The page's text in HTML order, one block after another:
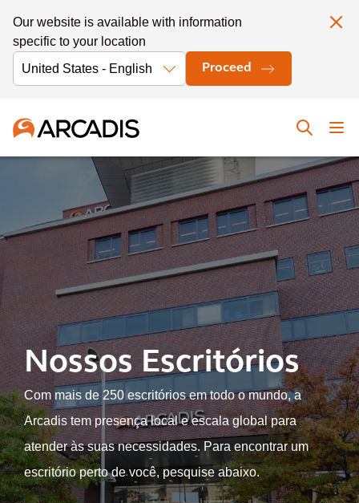
Our website is available with information
specific to your location
Proceed
Nossos Escritórios
Com mais de 250 escritórios em todo o mundo, a
Arcadis tem presença local e escala global para
atender às suas necessidades. Para encontrar um
escritório perto de você, pesquise abaixo.